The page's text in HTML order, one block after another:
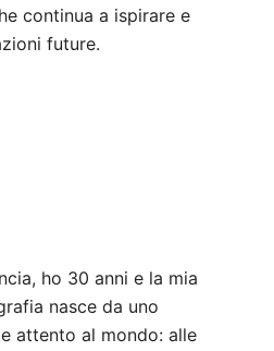
continua a ispirare e
future.
ho 30 anni e la mia
nasce da uno
attento al mondo: alle